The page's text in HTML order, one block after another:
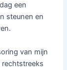
een
steunen en
van mijn